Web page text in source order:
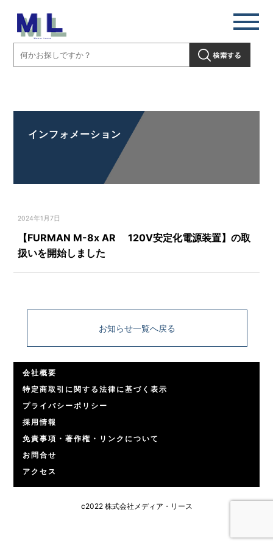
インフォメーション
2024年1月7日
【FURMAN M-8x AR 120V安定化電源装置】の取
扱いを開始しました
お知らせ一覧へ戻る
会社概要
特定商取引に関する法律に基づく表示
プライバシーポリシー
採用情報
免責事項・著作権・リンクについて
お問合せ
アクセス
c2022 株式会社メディア・リース